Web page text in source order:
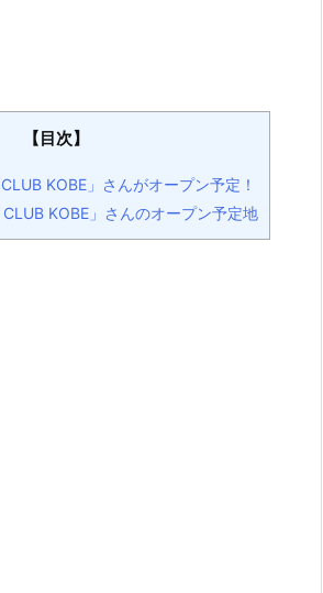
【目次】
KOBE」さんがオープン予定！
CLUB KOBE」さんのオープン予定地